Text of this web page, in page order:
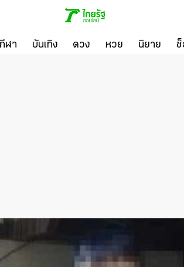
กีฬา บันเทิง ดวง หวย นิยาย